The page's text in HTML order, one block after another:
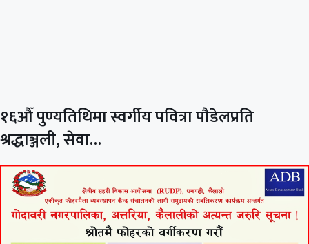
१६औँ पुण्यतिथिमा स्वर्गीय पवित्रा पौडेलप्रति
श्रद्धाञ्जली, सेवा…